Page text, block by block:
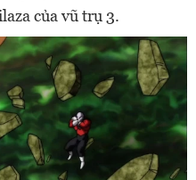
của vũ trụ 3.